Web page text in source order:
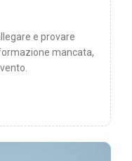
e provare
mancata,